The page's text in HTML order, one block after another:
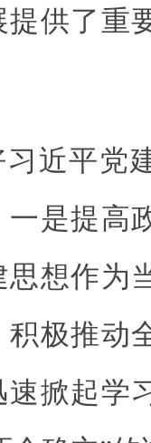
供了重
近平党
是提高
想作为
极推动
掀起学